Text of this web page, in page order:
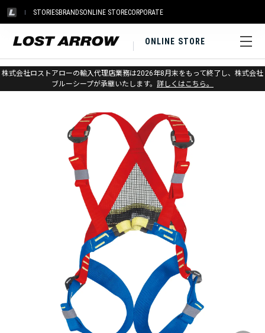
STORIESBRANDSONLINE STORECORPORATE
ONLINE STORE
株式会社ロストアローの輸入代理店業務は2026年8月末をもって終了し、株式会社
ブルーシープが承継いたします。 詳しくはこちら。
ホーム > ベアール > ヘルメット&ハーネス